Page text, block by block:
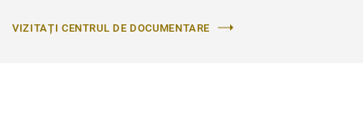
VIZITAȚI CENTRUL DE DOCUMENTARE